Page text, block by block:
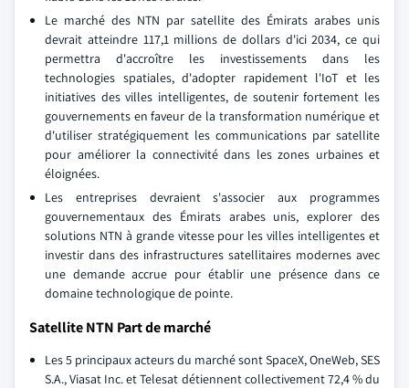
Le marché des NTN par satellite des Émirats arabes unis
devrait atteindre 117,1 millions de dollars d'ici 2034, ce qui
permettra d'accroître les investissements dans les
technologies spatiales, d'adopter rapidement l'IoT et les
initiatives des villes intelligentes, de soutenir fortement les
gouvernements en faveur de la transformation numérique et
d'utiliser stratégiquement les communications par satellite
pour améliorer la connectivité dans les zones urbaines et
éloignées.
Les entreprises devraient s'associer aux programmes
gouvernementaux des Émirats arabes unis, explorer des
solutions NTN à grande vitesse pour les villes intelligentes et
investir dans des infrastructures satellitaires modernes avec
une demande accrue pour établir une présence dans ce
domaine technologique de pointe.
Satellite NTN Part de marché
Les 5 principaux acteurs du marché sont SpaceX, OneWeb, SES
S.A., Viasat Inc. et Telesat détiennent collectivement 72,4 % du